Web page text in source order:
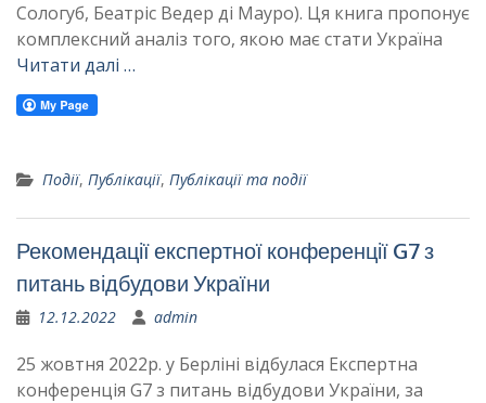
Сологуб, Беатріс Ведер ді Мауро). Ця книга пропонує
комплексний аналіз того, якою має стати Україна
Читати далі …
Події, Публікації, Публікації та події
Рекомендації експертної конференції G7 з
питань відбудови України
12.12.2022 admin
25 жовтня 2022р. у Берліні відбулася Експертна
конференція G7 з питань відбудови України, за